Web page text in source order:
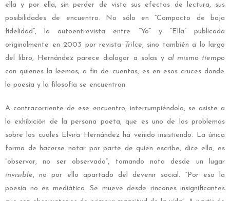
ella y por ella, sin perder de vista sus efectos de lectura, sus
posibilidades de encuentro. No sólo en “Compacto de baja
fidelidad”, la autoentrevista entre “Yo” y “Ella” publicada
originalmente en 2003 por revista Trilce, sino también a lo largo
del libro, Hernández parece dialogar a solas y al mismo tiempo
con quienes la leemos; a fin de cuentas, es en esos cruces donde
la poesía y la filosofía se encuentran.
A contracorriente de ese encuentro, interrumpiéndolo, se asiste a
la exhibición de la persona poeta, que es uno de los problemas
sobre los cuales Elvira Hernández ha venido insistiendo. La única
forma de hacerse notar por parte de quien escribe, dice ella, es
“observar, no ser observado”, tomando nota desde un lugar
invisible, no por ello apartado del devenir social. “Por eso la
poesía no es mediática. Se mueve desde rincones insignificantes